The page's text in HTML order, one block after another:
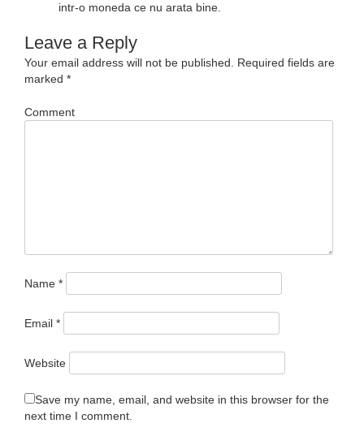
intr-o moneda ce nu arata bine.
Leave a Reply
Your email address will not be published.
Required fields are
marked *
Comment
Name *
Email *
Website
Save my name, email, and website in this browser for the
next time I comment.